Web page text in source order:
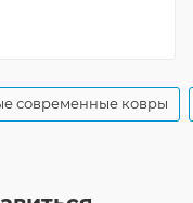
современные ковры